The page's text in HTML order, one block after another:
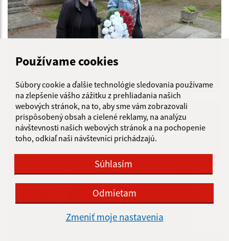
Používame cookies
Súbory cookie a ďalšie technológie sledovania používame
na zlepšenie vášho zážitku z prehliadania našich
webových stránok, na to, aby sme vám zobrazovali
prispôsobený obsah a cielené reklamy, na analýzu
návštevnosti našich webových stránok a na pochopenie
toho, odkiaľ naši návštevníci prichádzajú.
Súhlasím
Odmietam
Zmeniť moje nastavenia
76. výročie ukončenia II. svetovej vojny